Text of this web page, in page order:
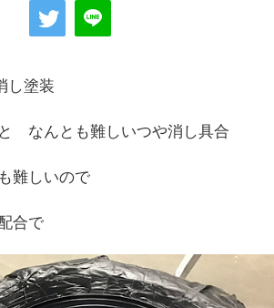
し塗装
なんとも難しいつや消し具合
難しいので
合で